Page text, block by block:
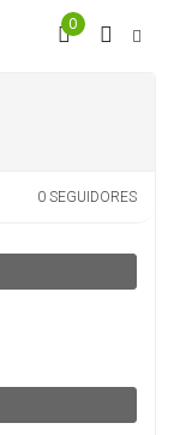
0
0 SEGUIDORES